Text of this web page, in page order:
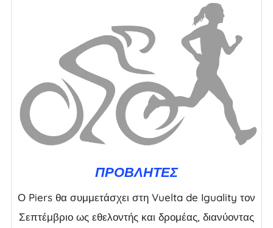
ΠΡΟΒΛΉΤΕΣ
Ο Piers θα συμμετάσχει στη Vuelta de Iguality τον
Σεπτέμβριο ως εθελοντής και δρομέας, διανύοντας